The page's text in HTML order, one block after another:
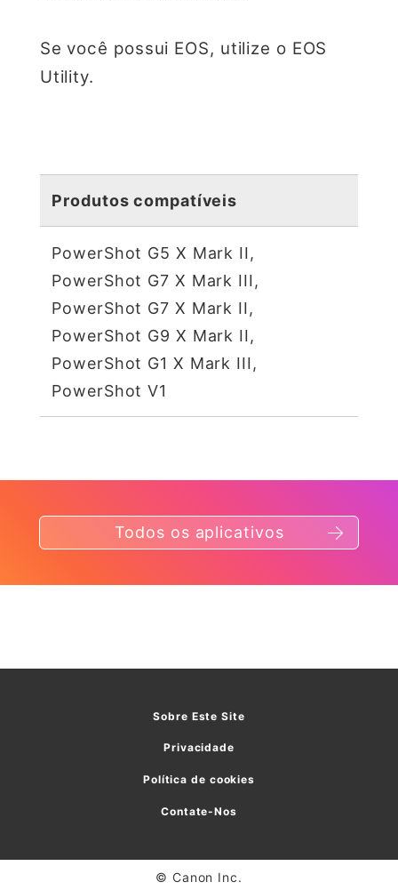
Se você possui EOS, utilize o EOS
Utility.
Produtos compatíveis
PowerShot G5 X Mark II,
PowerShot G7 X Mark III,
PowerShot G7 X Mark II,
PowerShot G9 X Mark II,
PowerShot G1 X Mark III,
PowerShot V1
Todos os aplicativos
Sobre Este Site
Privacidade
Política de cookies
Contate-Nos
© Canon Inc.